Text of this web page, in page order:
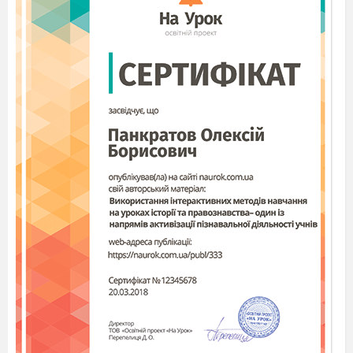
26 - 11
25- 10
24-23 – 9
22- 21 – 8
20-17 – 7
16- 13 – 6
12 – 9 – 5
8 – 6 – 4
5 – 4 – 3
3-2 – 2
1-2 – 1
III.
Мотивація навчально-
пізнавальної діяльності учнів (3хв)
Невід’ємною частиною нашого життя є
птахи. Вони поширені скрізь, де є на землі
сприятливі умови для їхнього життя. На земній
кулі їх налічується 8 тисяч 700 видів, а в нашій
країні майже 770 видів.
Скільки шкідливих комах і личинок
знищують вони! За літо, не злічити! Працюють